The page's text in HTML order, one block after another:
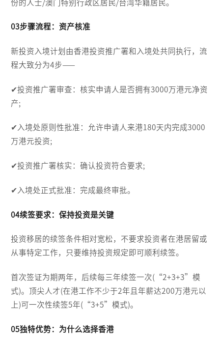
份的人士/澳门特别行政区居民/台湾华籍居民。
03步骤流程：资产核准
新投资入境计划由香港投资推广署和入境处共同执行，流
程大致分为4步——
✔投资推广署审查：核实申请人是否拥有3000万港元净资
产;
✔入境处原则性批准：允许申请人来港180天内完成3000
万港元投资;
✔投资推广署核实：确认投资符合要求;
✔入境处正式批准：完成最终审批。
04续签要求：保持投资是关键
投资移居的续签条件相对宽松，不要求投资者在港居留或
从事特定工作，只要维持投资规定即可顺利续签。
首次签证为期两年，后续每三年续签一次(“2+3+3”模
式)。顶尖人才(在港工作不少于2年且年薪达200万港元以
上)可一次性续签5年(“3+5”模式)。
05独特优势：为什么选择香港